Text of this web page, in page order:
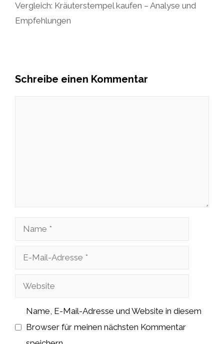
Vergleich: Kräuterstempel kaufen – Analyse und
Empfehlungen
Schreibe einen Kommentar
Name
Adresse
Website
Name, E-Mail-Adresse und Website in diesem
Browser für meinen nächsten Kommentar